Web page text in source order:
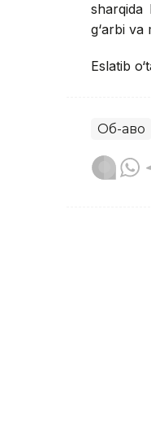
sharqida
g‘arbi va
Eslatib
Об-ҳаво